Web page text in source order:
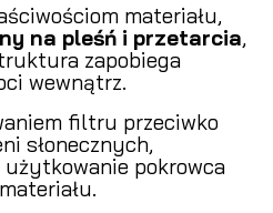
materiału,
na pleśń i przetarcia,
zapobiega
wewnątrz.
filtru przeciwko
słonecznych,
pokrowca